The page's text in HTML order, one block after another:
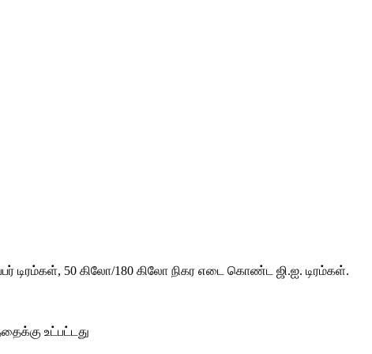
டிரம்கள், 50 கிலோ/180 கிலோ நிகர எடை கொண்ட ஜி.ஐ. டிரம்கள்.
உட்பட்டது